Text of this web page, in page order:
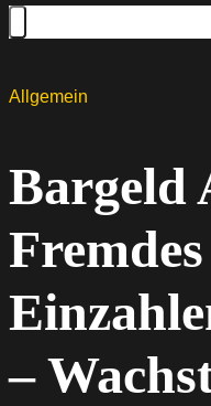
Allgemein
Bargeld
–